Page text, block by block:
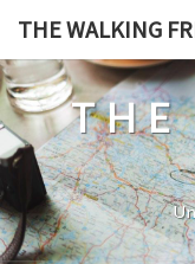
content
THE WALKING
THE